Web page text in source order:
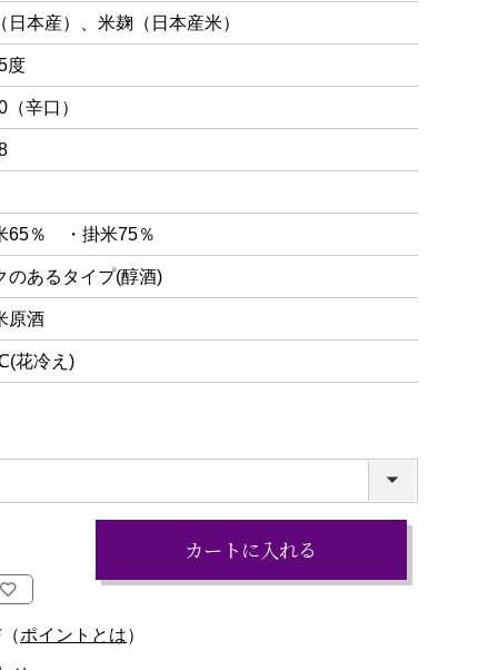
日本産）、米麹（日本産米）
度
（辛口）
65％ ・掛米75％
のあるタイプ(醇酒)
原酒
花冷え)
カートに入れる
ポイントとは）